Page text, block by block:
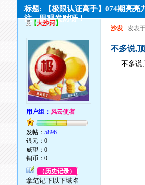
标题: 【极限认证高手】074期亮亮
注，围观发财呀！
【大沙河】
用户组： 风云使者
发帖：5896
银元：0
威望：0
铜币：0
（历史记录）
拿笔记下以下域名
沙发 发表
不多说,
不多说